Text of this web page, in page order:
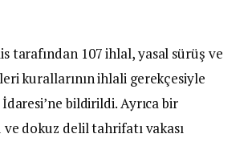
tarafından 107 ihlal, yasal sürüş ve
kurallarının ihlali gerekçesiyle
bildirildi. Ayrıca bir
dokuz delil tahrifatı vakası